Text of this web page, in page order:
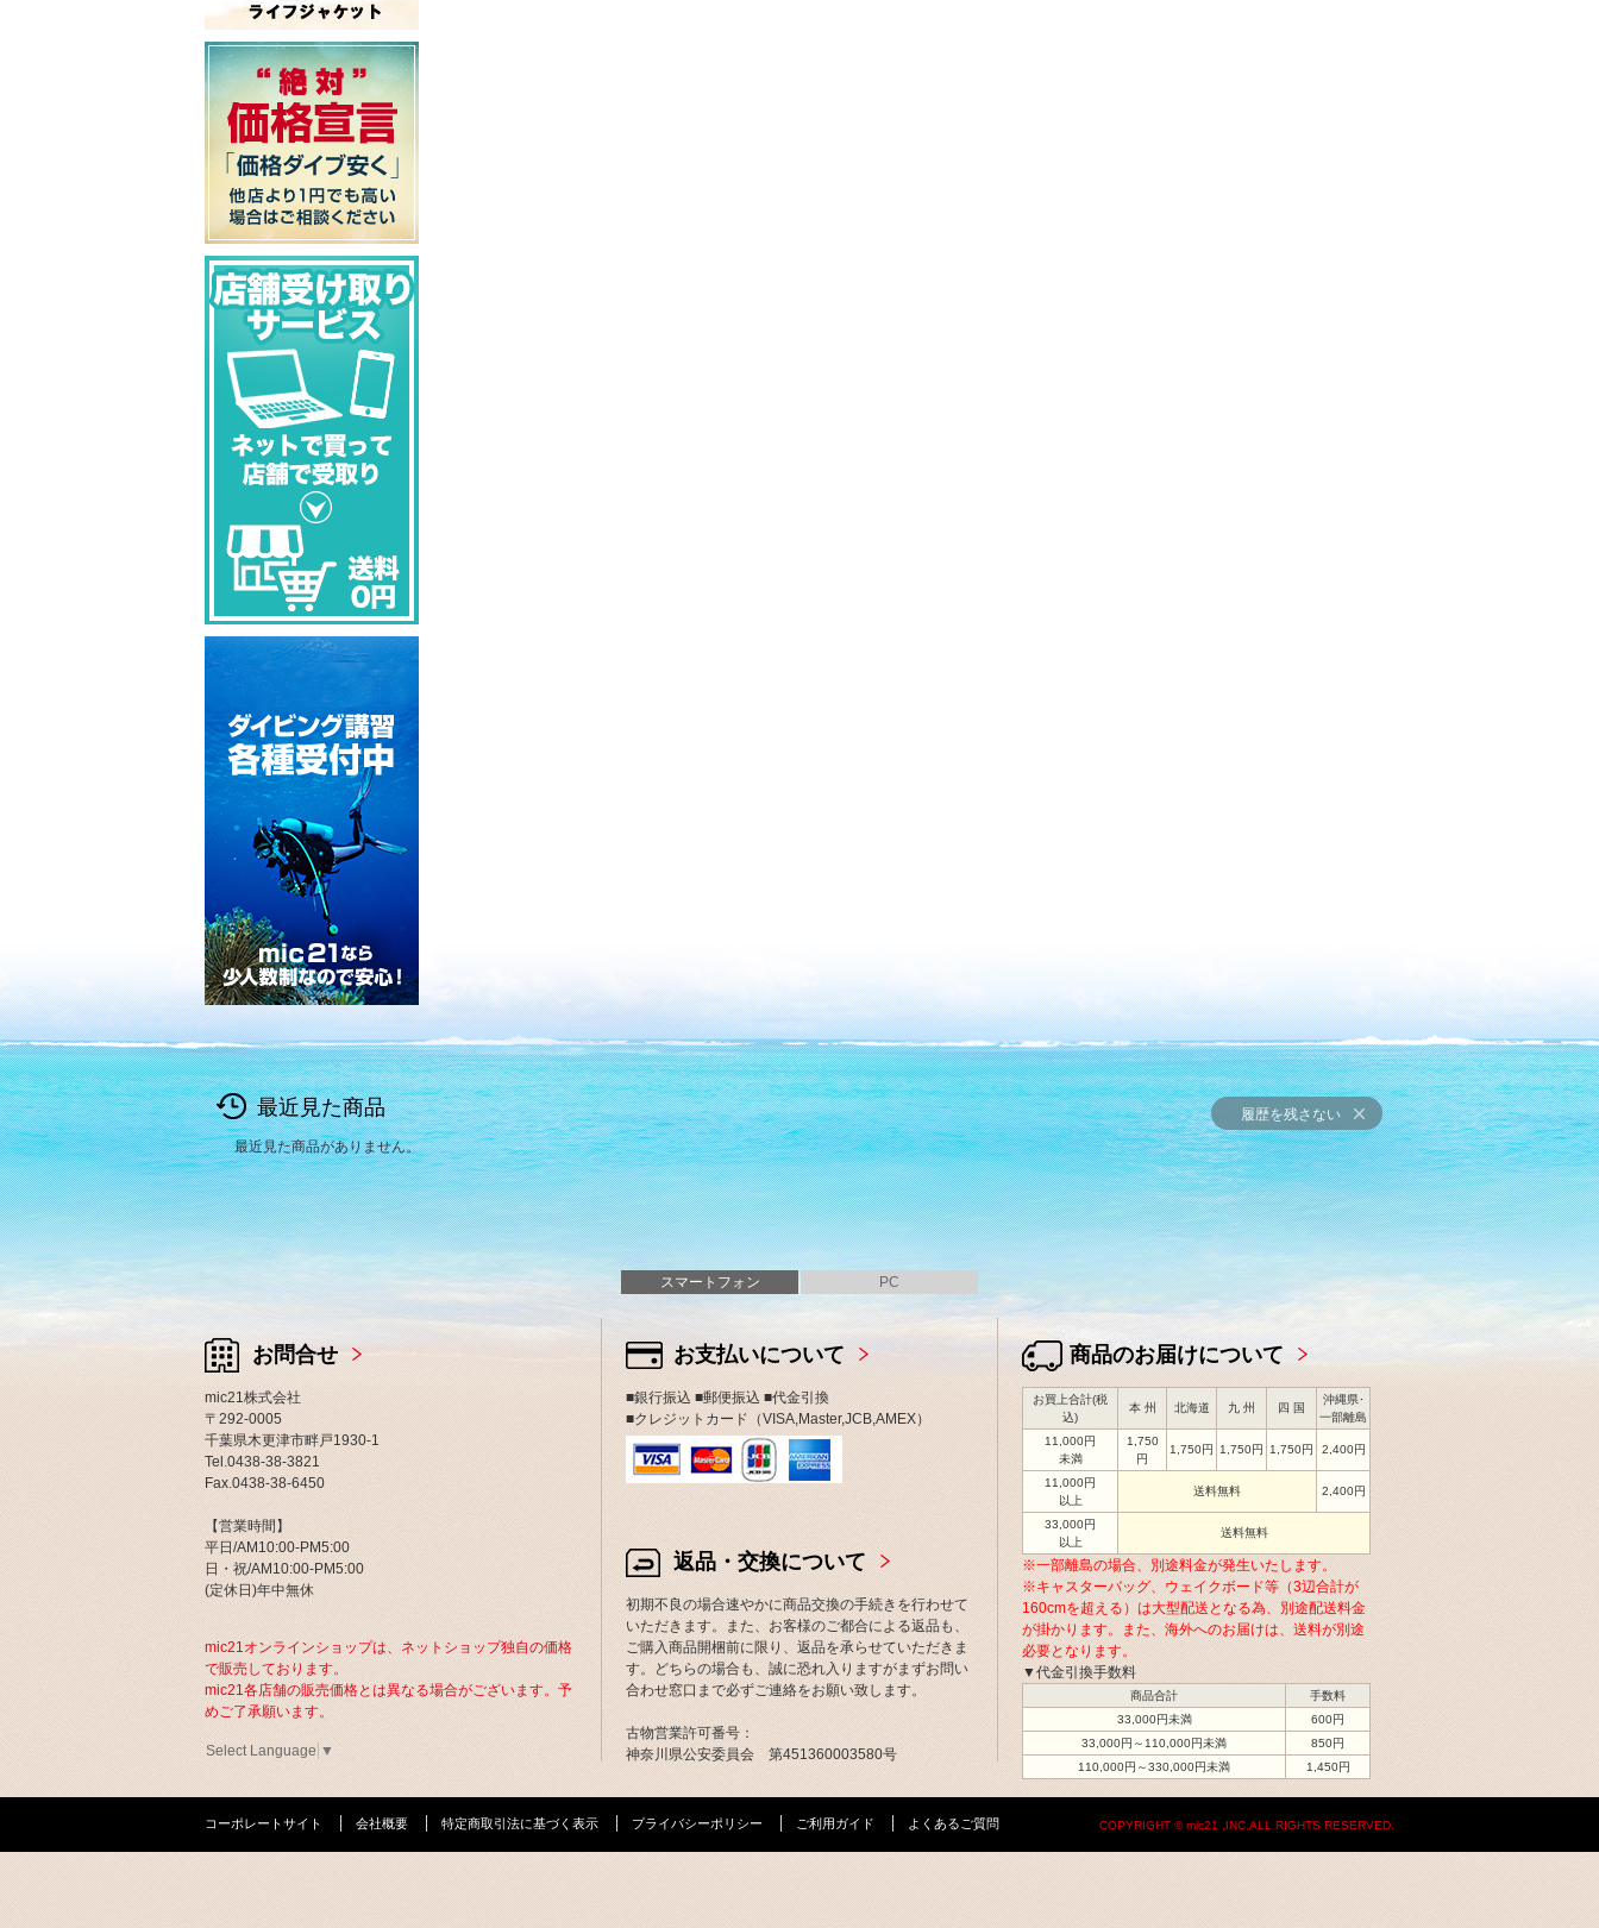
最近見た商品
最近見た商品がありません。
履歴を残さない
スマートフォン PC
お問合せ
mic21株式会社
〒292-0005
千葉県木更津市畔戸1930-1
Tel.0438-38-3821
Fax.0438-38-6450
【営業時間】
平日/AM10:00-PM5:00
日・祝/AM10:00-PM5:00
(定休日)年中無休
mic21オンラインショップは、ネットショップ独自の価格
で販売しております。
mic21各店舗の販売価格とは異なる場合がございます。予
めご了承願います。
Select Language ▼
お支払いについて
■銀行振込 ■郵便振込 ■代金引換
■クレジットカード（VISA,Master,JCB,AMEX）
返品・交換について
初期不良の場合速やかに商品交換の手続きを行わせて
いただきます。また、お客様のご都合による返品も、
ご購入商品開梱前に限り、返品を承らせていただきま
す。どちらの場合も、誠に恐れ入りますがまずお問い
合わせ窓口まで必ずご連絡をお願い致します。
古物営業許可番号：
神奈川県公安委員会 第451360003580号
商品のお届けについて
お買上合計(税
込)
本 州 北海道 九 州 四 国
沖縄県･
一部離島
11,000円
未満
1,750
円
1,750円 1,750円 1,750円 2,400円
11,000円
以上
送料無料 2,400円
33,000円
以上
送料無料
※一部離島の場合、別途料金が発生いたします。
※キャスターバッグ、ウェイクボード等（3辺合計が
160cmを超える）は大型配送となる為、別途配送料金
が掛かります。また、海外へのお届けは、送料が別途
必要となります。
▼代金引換手数料
商品合計
手数料
33,000円未満
600円
33,000円～110,000円未満
850円
110,000円～330,000円未満
1,450円
コーポレートサイト 会社概要 特定商取引法に基づく表示 プライバシーポリシー ご利用ガイド よくあるご質問 COPYRIGHT © mic21 ,INC.ALL RIGHTS RESERVED.